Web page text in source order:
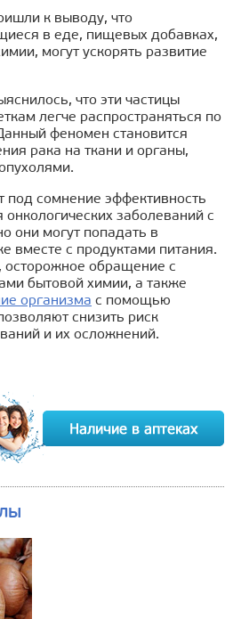
к выводу, что
в еде, пищевых добавках,
могут ускорять развитие
что эти частицы
легче распространяться по
феномен становится
рака на ткани и органы,
под сомнение эффективность
заболеваний с
они могут попадать в
вместе с продуктами питания.
обращение с
бытовой химии, а также
организма с помощью
снизить риск
и их осложнений.